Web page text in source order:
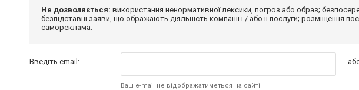
Не дозволяється: використання ненормативної лексики, погроз або образ;
безпідставні заяви, що ображають діяльність компанії і / або її послуги; розміщення
самореклама.
Введіть email:
Ваш e-mail не відображатиметься на сайті